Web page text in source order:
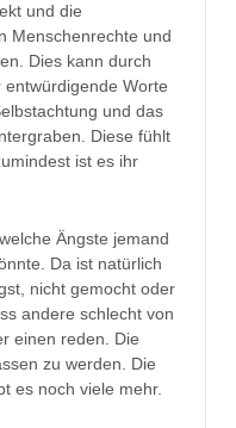
und die
Menschenrechte und
Dies kann durch
Worte
und das
Diese fühlt
ist es ihr
Ängste jemand
Da ist natürlich
nicht gemocht oder
andere schlecht von
einen reden. Die
zu werden. Die
es noch viele mehr.